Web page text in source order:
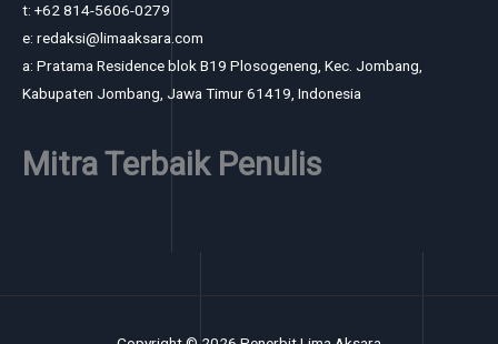
t: +62 814-5606-0279
e: redaksi@limaaksara.com
a: Pratama Residence blok B19 Plosogeneng, Kec. Jombang,
Kabupaten Jombang, Jawa Timur 61419, Indonesia
Mitra Terbaik Penulis